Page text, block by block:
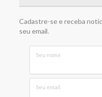
Cadastre-se e receba
seu email.
Seu nome
Seu email